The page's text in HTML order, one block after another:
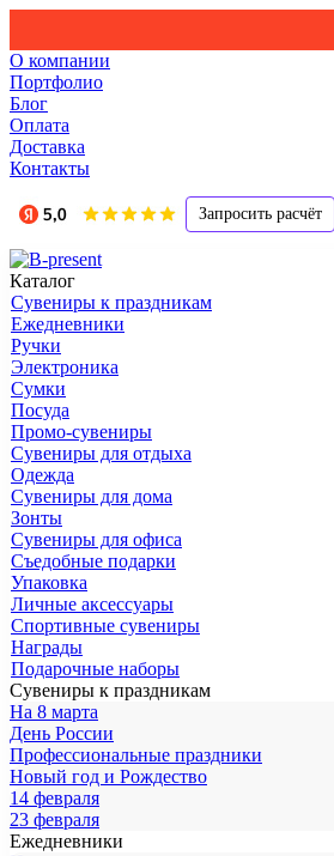
О компании
Портфолио
Блог
Оплата
Доставка
Контакты
Запросить расчёт
Каталог
Сувениры к праздникам
Ежедневники
Ручки
Электроника
Сумки
Посуда
Промо-сувениры
Сувениры для отдыха
Одежда
Сувениры для дома
Зонты
Сувениры для офиса
Съедобные подарки
Упаковка
Личные аксессуары
Спортивные сувениры
Награды
Подарочные наборы
Сувениры к праздникам
На 8 марта
День России
Профессиональные праздники
Новый год и Рождество
14 февраля
23 февраля
Ежедневники